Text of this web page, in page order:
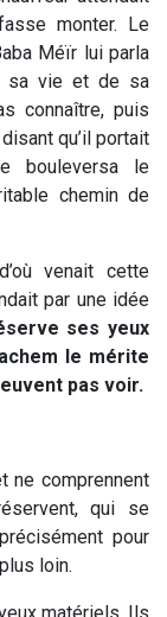
monter. Le
Méïr lui parla
sa vie et de sa
connaître, puis
qu’il portait
bouleversa le
chemin de
venait cette
par une idée
ses yeux
le mérite
pas voir.
ne comprennent
qui se
pour
loin.
matériels. Ils